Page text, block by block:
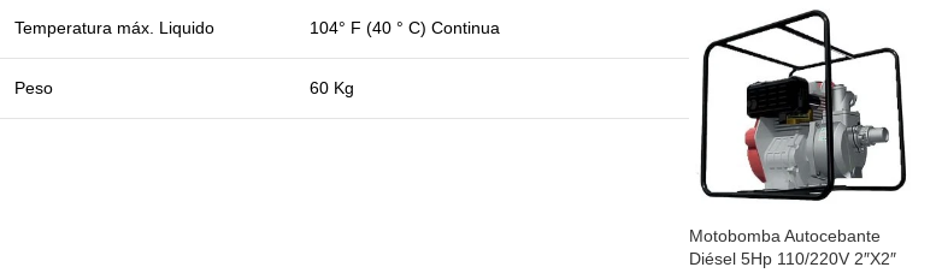
Temperatura máx. Liquido 104° F (40 ° C) Continua
Peso 60 Kg
Motobomba Autocebante
Diésel 5Hp 110/220V 2″X2″